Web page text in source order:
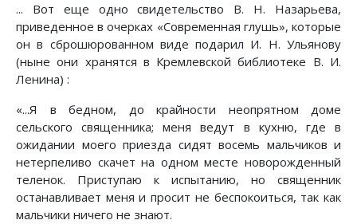
... Вот еще одно свидетельство В. Н. Назарьева,
приведенное в очерках «Современная глушь», которые
он в сброшюрованном виде подарил И. Н. Ульянову
(ныне они хранятся в Кремлевской библиотеке В. И.
Ленина) :
«...Я в бедном, до крайности неопрятном доме
сельского священника; меня ведут в кухню, где в
ожидании моего приезда сидят восемь мальчиков и
нетерпеливо скачет на одном месте новорожденный
теленок. Приступаю к испытанию, но священник
останавливает меня и просит не беспокоиться, так как
мальчики ничего не знают.